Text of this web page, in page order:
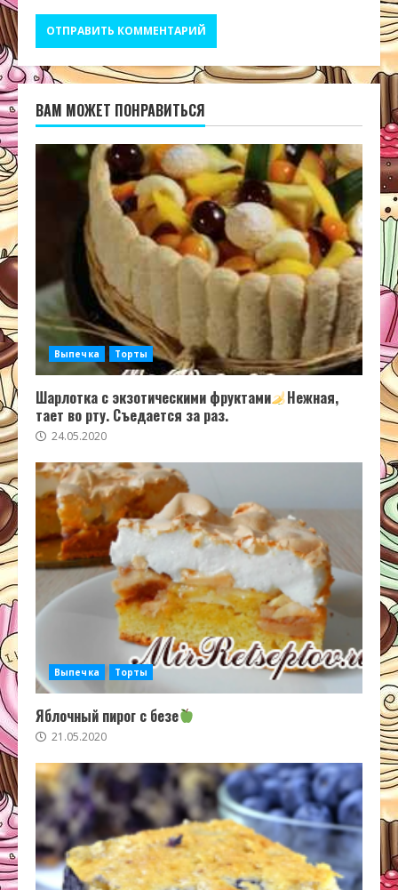
ВАМ МОЖЕТ ПОНРАВИТЬСЯ
Выпечка Торты
Шарлотка с экзотическими фруктами
Нежная,
тает во рту. Съедается за раз.
24.05.2020
Выпечка Торты
Яблочный пирог с безе
21.05.2020